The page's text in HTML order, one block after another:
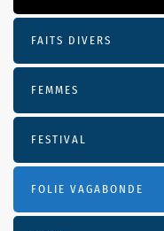
FAITS DIVERS
FEMMES
FESTIVAL
FOLIE VAGABONDE